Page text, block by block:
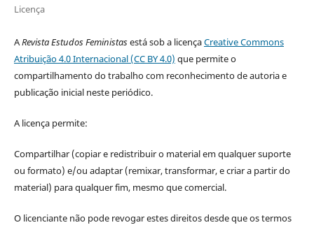
Licença
ARevista Estudos Feministasestá sob a licençaCreative Commons
Atribuição 4.0 Internacional (CC BY 4.0) que permite o
compartilhamento do trabalho com reconhecimento de autoria e
publicação inicial neste periódico.
A licença permite:
Compartilhar (copiar e redistribuir o material em qualquer suporte
ou formato) e/ou adaptar (remixar, transformar, e criar a partir do
material) para qualquer fim, mesmo que comercial.
O licenciante não pode revogar estes direitos desde que os termos